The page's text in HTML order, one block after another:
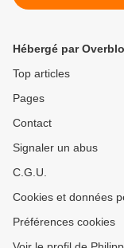
relativiste à
Hébergé par
Top articles
Pages
Contact
Signaler un abus
C.G.U.
Cookies et données
Préférences cookies